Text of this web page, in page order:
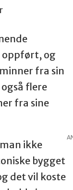
oppført, og
fra sin
flere
fra sine
ikke
bygget
det vil koste